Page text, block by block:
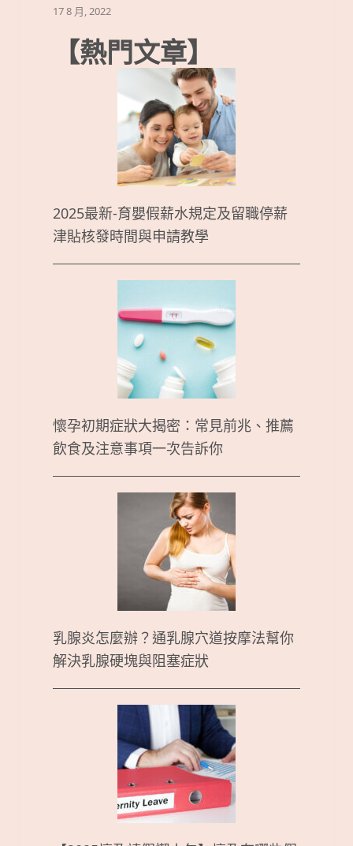
17 8 月, 2022
【熱門文章】
2025最新-育嬰假薪水規定及留職停薪
津貼核發時間與申請教學
懷孕初期症狀大揭密：常見前兆、推薦
飲食及注意事項一次告訴你
乳腺炎怎麼辦？通乳腺穴道按摩法幫你
解決乳腺硬塊與阻塞症狀